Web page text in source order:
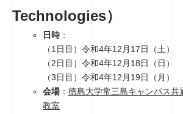
Technologies）
日時：
（1日目）令和4年12月17日（土
（2日目）令和4年12月18日（日
（3日目）令和4年12月19日（月
会場： 徳島大学常三島キャンパス共
教室